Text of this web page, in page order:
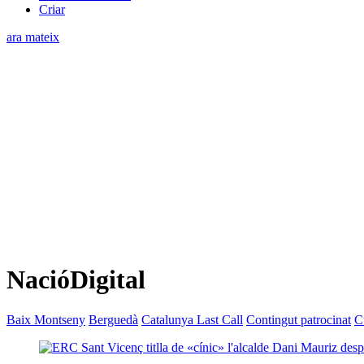
Criar
ara mateix
NacióDigital
Baix Montseny Berguedà Catalunya Last Call Contingut patrocinat